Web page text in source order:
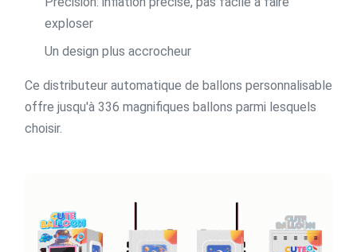
exploser
Un design plus accrocheur
Ce distributeur automatique de ballons personnalisable
offre jusqu'à 336 magnifiques ballons parmi lesquels
choisir.